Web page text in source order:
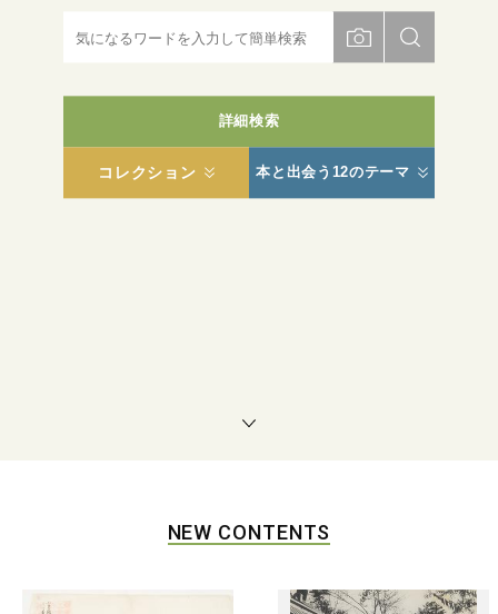
詳細検索
コレクション 本と出会う12のテーマ
NEW CONTENTS